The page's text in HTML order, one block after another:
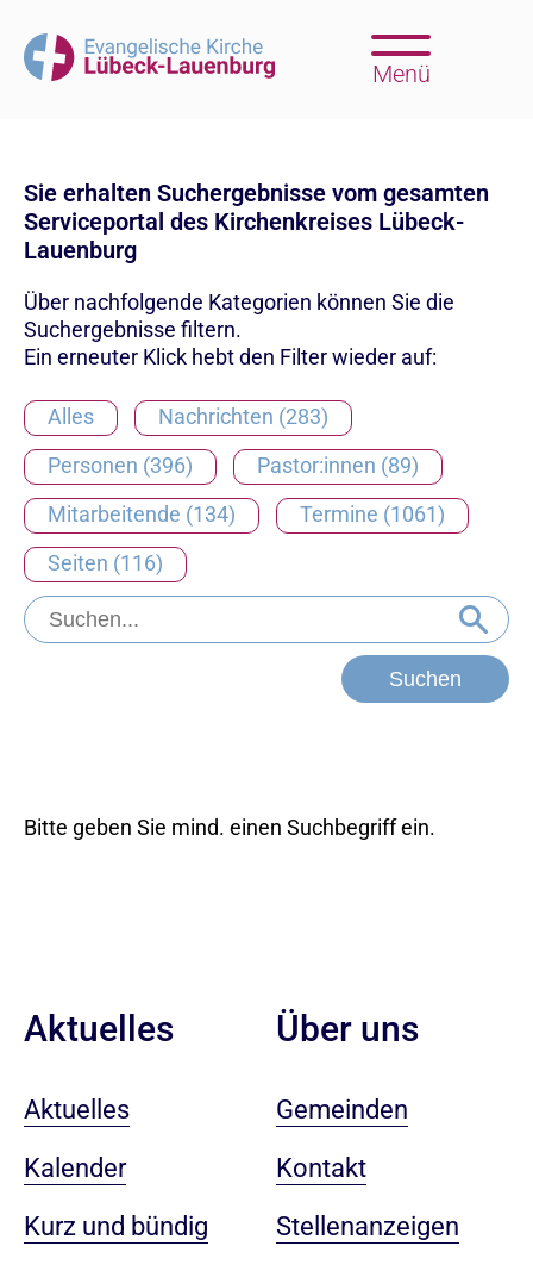
Menü
Sie erhalten Suchergebnisse vom gesamten
Serviceportal des Kirchenkreises Lübeck-
Lauenburg
Über nachfolgende Kategorien können Sie die
Suchergebnisse filtern.
Ein erneuter Klick hebt den Filter wieder auf:
Alles
Nachrichten (283)
Personen (396)
Pastor:innen (89)
Mitarbeitende (134)
Termine (1061)
Seiten (116)
Bitte geben Sie mind. einen Suchbegriff ein.
Aktuelles
Aktuelles
Kalender
Kurz und bündig
Über uns
Gemeinden
Kontakt
Stellenanzeigen